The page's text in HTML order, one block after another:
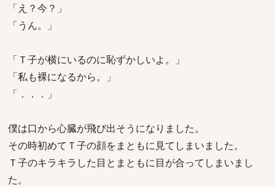
「え？今？」
「うん。」
「Ｔ子が横にいるのに恥ずかしいよ。」
「私も裸になるから。」
「．．．」
僕は口から心臓が飛び出そうになりました。
その時初めてＴ子の顔をまともに見てしまいました。
Ｔ子のキラキラした目とまともに目が合ってしまいまし
た。